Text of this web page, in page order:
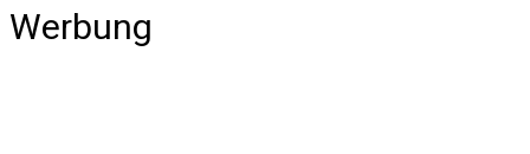
Werbung